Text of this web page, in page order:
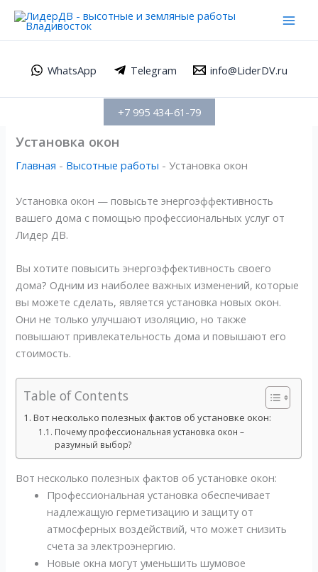
Перейти
содержимому
Main
WhatsApp Telegram info@LiderDV.ru
+7 995 434-61-79
Установка окон
Главная - Высотные работы -Установка окон
Установка окон — повысьте энергоэффективность
вашего дома с помощью профессиональных услуг от
Лидер ДВ.
Вы хотите повысить энергоэффективность своего
дома? Одним из наиболее важных изменений, которые
вы можете сделать, является установка новых окон.
Они не только улучшают изоляцию, но также
повышают привлекательность дома и повышают его
стоимость.
Table of Contents
Вот несколько полезных фактов об установке окон:
Почему профессиональная установка окон –
разумный выбор?
Вот несколько полезных фактов об установке окон:
Профессиональная установка обеспечивает
надлежащую герметизацию и защиту от
атмосферных воздействий, что может снизить
счета за электроэнергию.
Новые окна могут уменьшить шумовое